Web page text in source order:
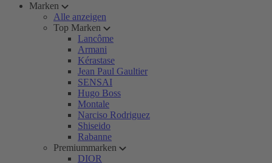
Marken
Alle anzeigen
Top Marken
Lancôme
Armani
Kérastase
Jean Paul Gaultier
SENSAI
Hugo Boss
Montale
Narciso Rodriguez
Shiseido
Rabanne
Premiummarken
DIOR